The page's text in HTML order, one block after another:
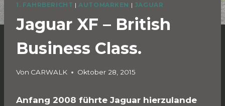
1. FAHRBERICHT | AUTOMARKEN | JAGUAR
Jaguar XF – British
Business Class.
Von CARWALK Oktober 28, 2015
Anfang 2008 führte Jaguar hierzulande